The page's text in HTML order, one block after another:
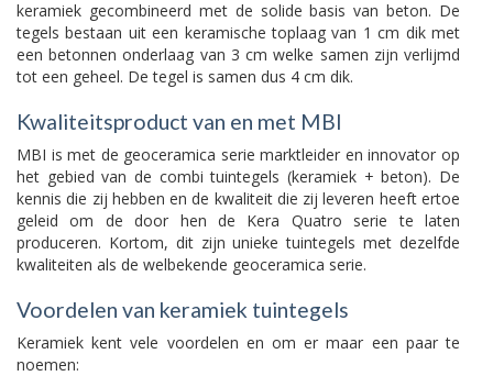
keramiek gecombineerd met de solide basis van beton. De
tegels bestaan uit een keramische toplaag van 1 cm dik met
een betonnen onderlaag van 3 cm welke samen zijn verlijmd
tot een geheel. De tegel is samen dus 4 cm dik.
Kwaliteitsproduct van en met MBI
MBI is met de geoceramica serie marktleider en innovator op
het gebied van de combi tuintegels (keramiek + beton). De
kennis die zij hebben en de kwaliteit die zij leveren heeft ertoe
geleid om de door hen de Kera Quatro serie te laten
produceren. Kortom, dit zijn unieke tuintegels met dezelfde
kwaliteiten als de welbekende geoceramica serie.
Voordelen van keramiek tuintegels
Keramiek kent vele voordelen en om er maar een paar te
noemen: